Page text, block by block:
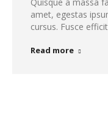
amet, egestas
cursus. Fusce
Read more